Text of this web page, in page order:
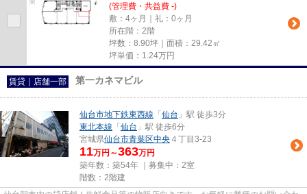
(管理費・共益費 -)
敷：4ヶ月｜礼：0ヶ月
所在階：2階
坪数：8.90坪｜面積：29.42㎡
坪単価： 1.24万円
賃貸｜店舗一部 第一カネマビル
仙台市地下鉄東西線 「 仙台 」駅 徒歩3分
東北本線 「 仙台 」駅 徒歩6分
宮城県仙台市青葉区中央 ４丁目3-23
11万円～363万円
築年数：築54年 ｜募集中： 2室
階数：2階建